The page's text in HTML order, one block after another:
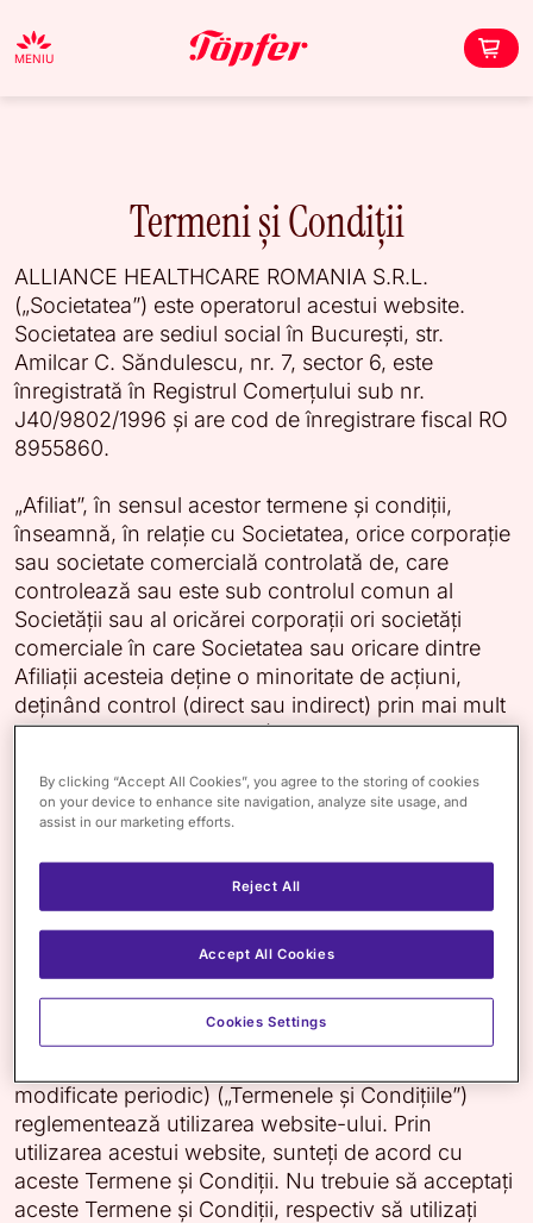
MENIU
Termeni și Condiții
ALLIANCE HEALTHCARE ROMANIA S.R.L.
(„Societatea”) este operatorul acestui website.
Societatea are sediul social în București, str.
Amilcar C. Săndulescu, nr. 7, sector 6, este
înregistrată în Registrul Comerțului sub nr.
J40/9802/1996 și are cod de înregistrare fiscal RO
8955860.
„Afiliat”, în sensul acestor termene și condiții,
înseamnă, în relație cu Societatea, orice corporație
sau societate comercială controlată de, care
controlează sau este sub controlul comun al
Societății sau al oricărei corporații ori societăți
comerciale în care Societatea sau oricare dintre
Afiliații acesteia deține o minoritate de acțiuni,
deținând control (direct sau indirect) prin mai mult
de cincizeci de procente (50%) din drepturile de
comercială, sau atunci când respectiva relație este
de fapt control „de facto”.
Politici și declarații
Vă rugăm să vă familiarizați cu celelalte politici ale
Politica de Cookies
modificate periodic) („Termenele și Condițiile”)
reglementează utilizarea website-ului. Prin
utilizarea acestui website, sunteți de acord cu
aceste Termene și Condiții. Nu trebuie să acceptați
aceste Termene și Condiții, respectiv să utilizați
By clicking “Accept All Cookies”, you agree to the storing of cookies
on your device to enhance site navigation, analyze site usage, and
assist in our marketing efforts.
Reject All
Accept All Cookies
Cookies Settings